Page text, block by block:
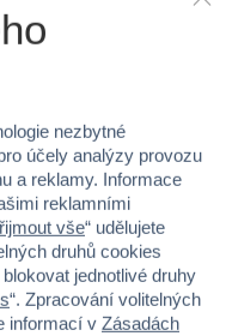
nezbytné
účely analýzy provozu
a reklamy. Informace
reklamními
vše“ udělujete
druhů cookies
jednotlivé druhy
“. Zpracování volitelných
informací v Zásadách